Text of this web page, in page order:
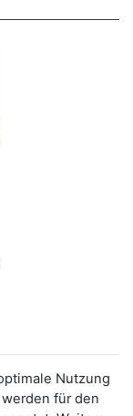
Nutzung
für den